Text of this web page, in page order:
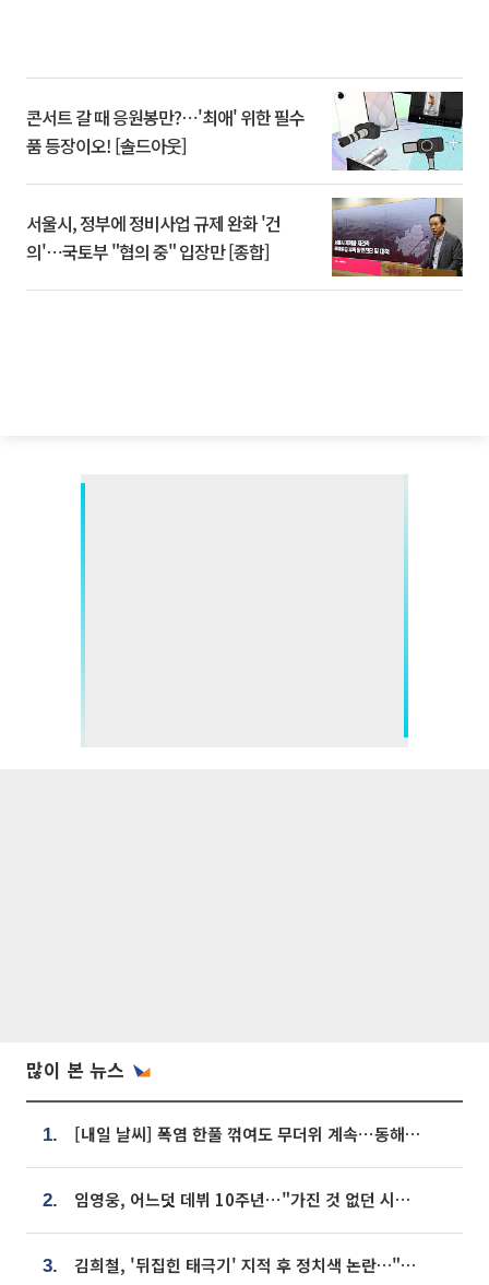
콘서트 갈 때 응원봉만?⋯'최애' 위한 필수
품 등장이오! [솔드아웃]
서울시, 정부에 정비사업 규제 완화 '건
의'⋯국토부 "협의 중" 입장만 [종합]
많이 본 뉴스
1. [내일 날씨] 폭염 한풀 꺾여도 무더위 계속⋯동해안 이틀 연속 비
2. 임영웅, 어느덧 데뷔 10주년⋯"가진 것 없던 시절, 내 앞엔 20명의 팬뿐"
3. 김희철, '뒤집힌 태극기' 지적 후 정치색 논란…"좌우 떠나 우리나라 국기"